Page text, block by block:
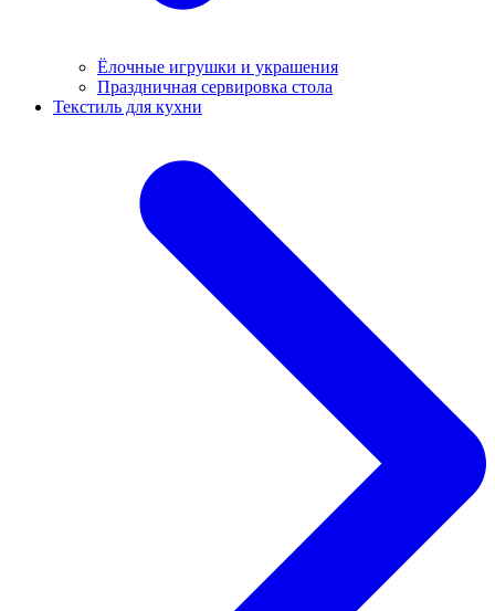
Ёлочные игрушки и украшения
Праздничная сервировка стола
Текстиль для кухни